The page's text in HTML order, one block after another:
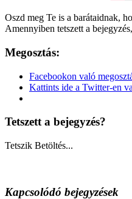
Oszd meg Te is a barátaidnak,
Amennyiben tetszett a
Megosztás:
Facebookon való
Kattints ide a Twitter-en
Tetszett a bejegyzés?
Tetszik Betöltés...
Kapcsolódó bejegyzések